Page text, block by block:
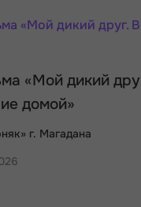
«Мой дикий
домой»
г. Магадана